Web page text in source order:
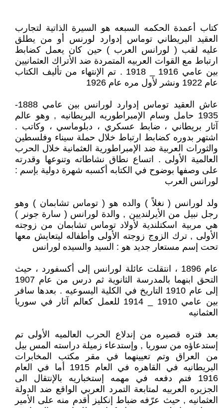
كتاب أعمدة الحكمه السبعه هو السيرة الذاتية لتجارب
العقيد البريطاني توماس إدوارد لورنس أو من يطلق
عليه لقب ( لورانس العرب ) حين كان يعمل كضابط
ارتباط مع القوات العربيه المتمردة ضد الأتراك العثمانيين
بين عامي 1916 _ 1918 . تم الإنتهاء من تأليف الكتاب
عام 1922 ونشر لأول مره عام 1926
عاش العقيد توماس إدوارد لورانس بين عامي 1888-
1935 حامل وسام الإمبراطوريه البريطانيه , وهو عالم
آثار بريطاني ، ضابط عسكري ، دبلوماسي ، وكاتب .
اشتهر بدوره كضابط ارتباط خلال حملة سيناء وفلسطين
والثورات العربية ضد الإمبراطورية العثمانية خلال الحرب
العالمية الأولى . اتساع نطاق نشاطاته وتنوعها وقدرته
على وصفها بوضوح في الكتابه أكسبه شهرة دولية بإسم :
لورانس العرب
ولد لورانس ( نغلاً ) والده هو ( توماس تشابمان ) وهو
رجل نبيل من الأيرلنديين , والدة لورانس ( سارة جونر )
هي مربية اسكتلندية لأولاد توماس تشابمان من زوجته
الأولى , ترك الزوج زوجته الأولى وأطفاله ليتعايش معها
تحت إسم مستعار جديد هو : السيد والسيده لورانس
عام 1896 ، انتقلت عائلة لورانس إلى أكسفورد ، حيث
التحق ابنهما بالمدرسة الثانوية ثم درس من عام 1907
إلى عام 1910 التاريخ في الكلية اليسوعيه . بعدها سافر
بين عامي 1910 _ 1914 للعمل كعالم آثار في سوريا
العثمانيه
بعد فتره قصيره من إندلاع الحرب العالميه الأولى تم
إستدعاؤه من سوريا , وإستدعاء زميلة دراسته المس بيل
من العراق وتم تعيينهما في مقر مكتب المخابرات
البريطانيه في القاهره في العام 1915 أما في العام
1916 فتم دفعه في مهمه إستخباريه بالإنتقال الى
الجزيره العربيه لمتابعة التمرد العربي الواقع ضد الدولة
العثمانيه , حيث عرّفه ضباط إنكليز أقدم منه على الأمير